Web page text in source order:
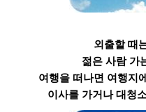
외출할 때
젊은 사람 가
여행을 떠나면 여행지
이사를 가거나 대청